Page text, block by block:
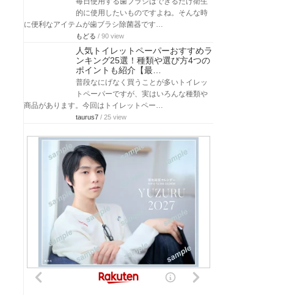
的に使用したいものですよね。そんな時
に便利なアイテムが歯ブラシ除菌器です…
もどる / 90 view
人気トイレットペーパーおすすめラ
ンキング25選！種類や選び方4つの
ポイントも紹介【最…
普段なにげなく買うことが多いトイレッ
トペーパーですが、実はいろんな種類や
商品があります。今回はトイレットペー…
taurus7 / 25 view